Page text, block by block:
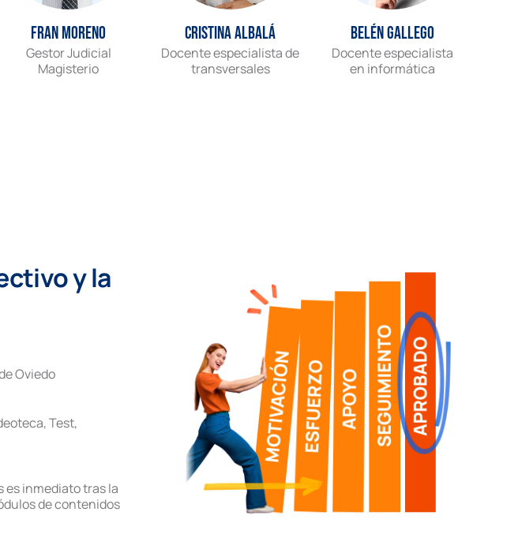
Fran Moreno
Gestor Judicial
Magisterio
Cristina Albalá
Docente especialista de
transversales
Belén Gallego
Docente especialista
en informática
y la
Oviedo
,Test,
es inmediato tras la
de contenidos